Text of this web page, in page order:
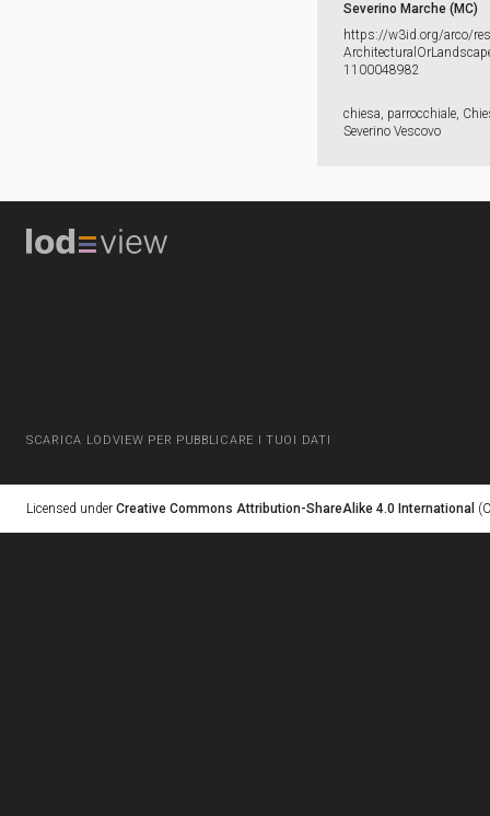
Severino Marche (MC)
https:​/​/​w3id.​org/​arco/​
1100048982
chiesa, parrocchiale,
Severino Vescovo
SCARICA LODVIEW PER PUBBLICARE I TUOI DATI
Licensed under Creative Commons Attribution-ShareAlike 4.0 International